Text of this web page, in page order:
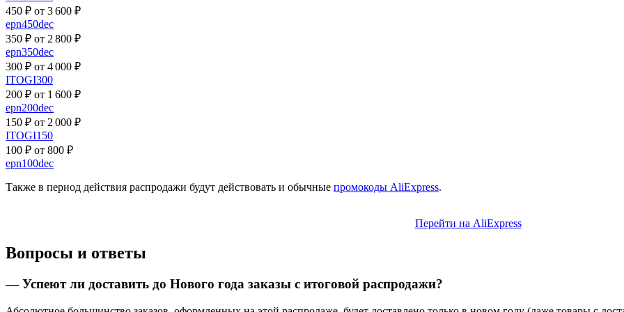
450 ₽ от 3 600 ₽
epn450dec
350 ₽ от 2 800 ₽
epn350dec
300 ₽ от 4 000 ₽
ITOGI300
200 ₽ от 1 600 ₽
epn200dec
150 ₽ от 2 000 ₽
ITOGI150
100 ₽ от 800 ₽
epn100dec
Также в период действия распродажи будут действовать и обычные промокоды AliExpress.
Перейти на AliExpress
Вопросы и ответы
— Успеют ли доставить до Нового года заказы с итоговой распродажи?